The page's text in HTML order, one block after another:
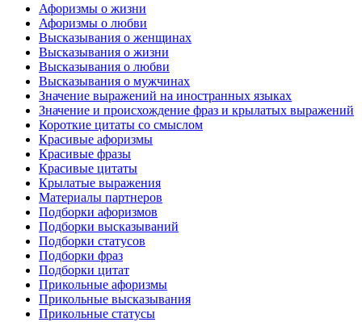
Афоризмы о жизни
Афоризмы о любви
Высказывания о женщинах
Высказывания о жизни
Высказывания о любви
Высказывания о мужчинах
Значение выражений на иностранных языках
Значение и происхождение фраз и крылатых выражений
Короткие цитаты со смыслом
Красивые афоризмы
Красивые фразы
Красивые цитаты
Крылатые выражения
Материалы партнеров
Подборки афоризмов
Подборки высказываний
Подборки статусов
Подборки фраз
Подборки цитат
Прикольные афоризмы
Прикольные высказывания
Прикольные статусы